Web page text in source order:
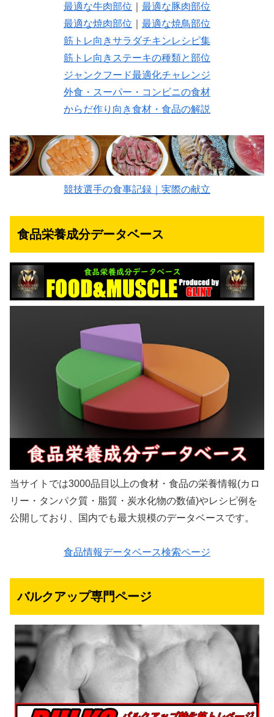
最適な牛肉部位
最適な豚肉部位
最適な焼肉部位
最適な焼鳥部位
筋トレ向きサラダチキンレシピ集
筋トレ向きステーキの種類と部位
ジャンクフード最適化チャレンジ
外食・スーパー・コンビニの食材
からだ作り向き食材・食品の解説
競技選手の食事記録｜実際の献立
食品栄養成分データベース
当サイトでは3000品目以上の食材・食品の栄養情報(カロ
リー・タンパク質・脂質・炭水化物の数値)やレシピ例を
公開しており、国内でも最大規模のデータベースです。
食品情報データベース検索ページ
バルクアップ専門ページ